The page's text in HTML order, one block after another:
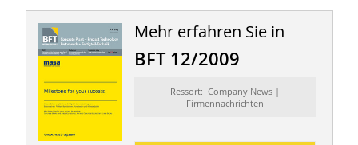
Mehr erfahren Sie in
BFT 12/2009
Ressort: Company News |
Firmennachrichten